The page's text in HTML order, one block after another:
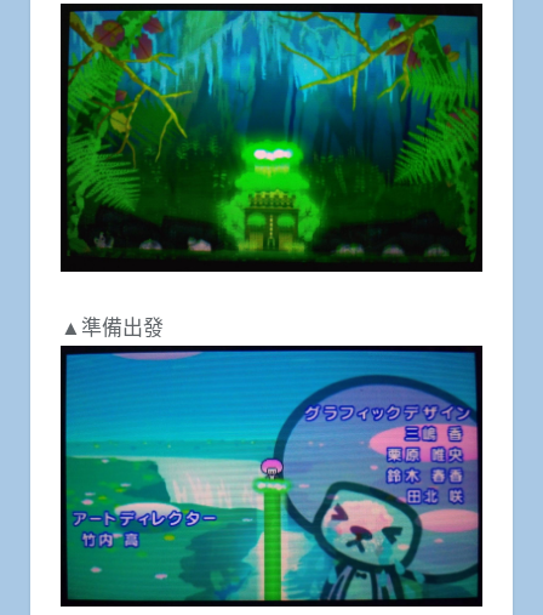
▲準備出發